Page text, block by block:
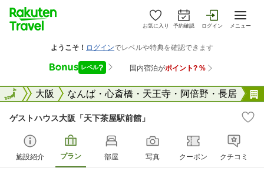
お気に入り 予約確認 ログイン メニュー
阪府 大阪 なんば・心斎橋・天王寺・阿倍野・長居
全国
ゲストハウス大阪「天下茶屋駅前館」
施設紹介 プラン 部屋 写真 クーポン クチコミ